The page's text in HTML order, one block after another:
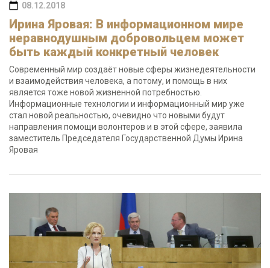
08.12.2018
Ирина Яровая: В информационном мире
неравнодушным добровольцем может
быть каждый конкретный человек
Современный мир создаёт новые сферы жизнедеятельности
и взаимодействия человека, а потому, и помощь в них
является тоже новой жизненной потребностью.
Информационные технологии и информационный мир уже
стал новой реальностью, очевидно что новыми будут
направления помощи волонтеров и в этой сфере, заявила
заместитель Председателя Государственной Думы Ирина
Яровая